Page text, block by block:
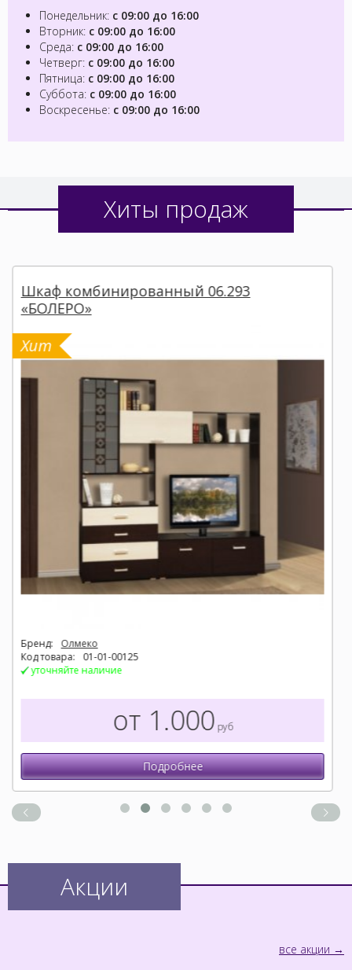
Понедельник: с 09:00 до 16:00
Вторник: с 09:00 до 16:00
Среда: с 09:00 до 16:00
Четверг: с 09:00 до 16:00
Пятница: с 09:00 до 16:00
Суббота: с 09:00 до 16:00
Воскресенье: с 09:00 до 16:00
Хиты продаж
«ФЛОРЕНЦИЯ - 5»
Хит
Бренд:
МКСтиль
Код товара:
01-01-00124
уточняйте наличие
от 1.000руб
Подробнее
Акции
все акции